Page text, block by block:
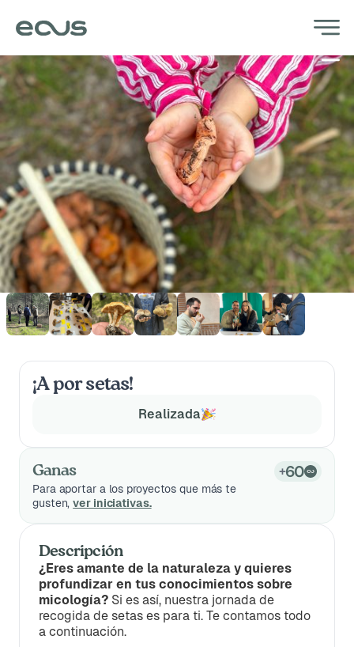
¡A por setas!
Realizada
Ganas +60
Para aportar a los proyectos que más te
gusten,ver iniciativas.
Descripción
¿Eres amante de la naturaleza y quieres
profundizar en tus conocimientos sobre
micología? Si es así, nuestra jornada de
recogida de setas es para ti. Te contamos todo
a continuación.